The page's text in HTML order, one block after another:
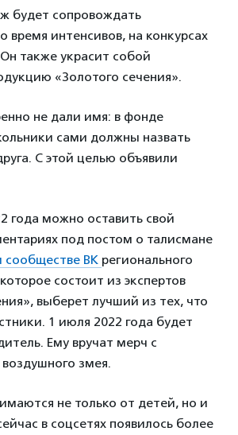
будет сопровождать
время интенсивов, на конкурсах
также украсит собой
«Золотого сечения».
не дали имя: в фонде
сами должны назвать
С этой целью объявили
года можно оставить свой
под постом о талисмане
ВК регионального
состоит из экспертов
выберет лучший из тех, что
1 июля 2022 года будет
Ему вручат мерч с
змея.
не только от детей, но и
в соцсетях появилось более